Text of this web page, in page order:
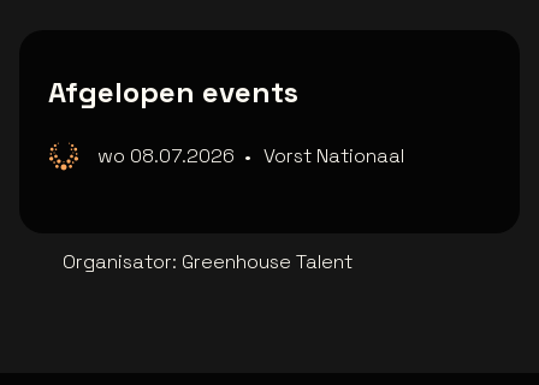
Afgelopen events
wo 08.07.2026 • Vorst Nationaal
Organisator: Greenhouse Talent